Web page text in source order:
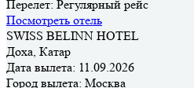
Перелет: Регулярный рейс
Посмотреть отель
SWISS BELINN HOTEL
Доха, Катар
Дата вылета: 11.09.2026
Город вылета: Москва